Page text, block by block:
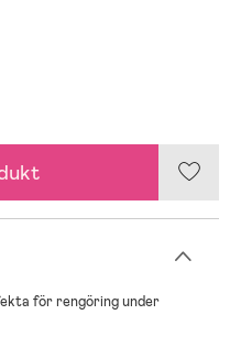
för rengöring under